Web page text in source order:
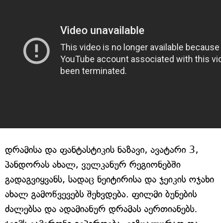
დრამისა და ფანტასტიკის ნაზავი, ავატარი 3,
პანდორას ახალ, ვულკანურ რეგიონებში
გადაგვიყვანს, სადაც ნეიტირისა და ჯეიკის ოჯახი
ახალ გამოწვევებს შეხვდება. ფილმი ბუნების
ძალებსა და ადამიანურ დრამას აერთიანებს.